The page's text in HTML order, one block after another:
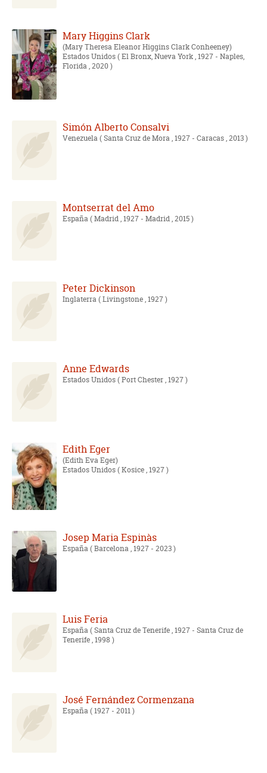
Mary Higgins Clark
Mary Theresa Eleanor Higgins Clark Conheeney
Estados Unidos( El Bronx, Nueva York , 1927 - Naples,
Florida , 2020 )
Simón Alberto Consalvi
Venezuela( Santa Cruz de Mora , 1927 - Caracas , 2013 )
Montserrat del Amo
España( Madrid , 1927 - Madrid , 2015 )
Peter Dickinson
Inglaterra( Livingstone , 1927 )
Anne Edwards
Estados Unidos( Port Chester , 1927 )
Edith Eger
Edith Eva Eger
Estados Unidos( Kosice , 1927 )
Josep Maria Espinàs
España( Barcelona , 1927 - 2023 )
Luis Feria
España( Santa Cruz de Tenerife , 1927 - Santa Cruz de
Tenerife , 1998 )
José Fernández Cormenzana
España( 1927 - 2011 )